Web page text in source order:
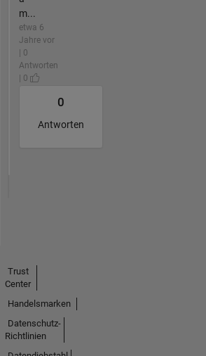
m...
etwa 6
Jahre vor
| 0
Antworten
| 0
0
Antworten
Trust
Center
Handelsmarken
Datenschutz-
Richtlinien